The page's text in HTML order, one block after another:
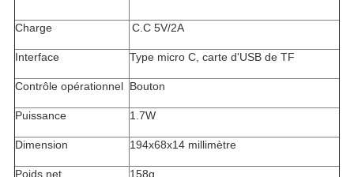
Charge C.C 5V/2A
Interface Type micro C, carte d'USB de TF
Contrôle opérationnel Bouton
Puissance 1.7W
Dimension 194x68x14 millimètre
Poids net 158g